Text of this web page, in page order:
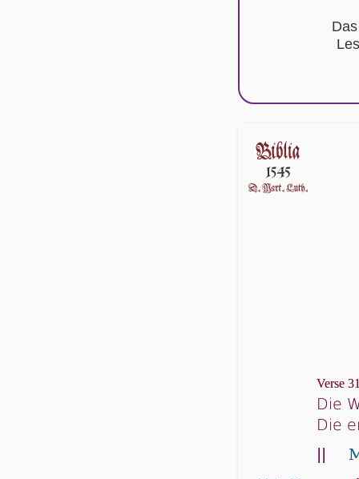
Verse
Die
Die